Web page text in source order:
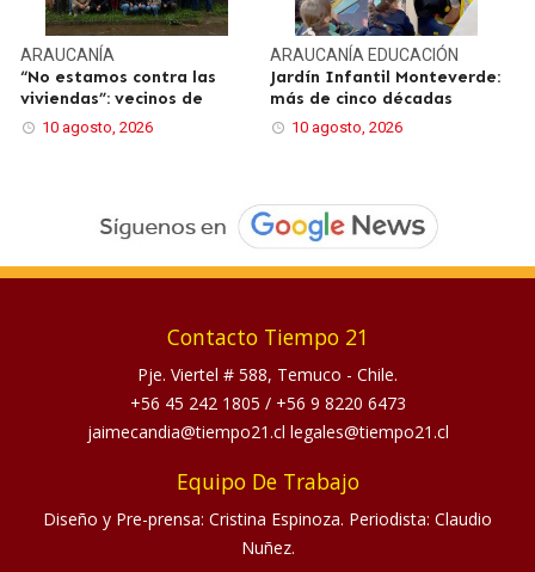
ARAUCANÍA
“No estamos contra las
viviendas”: vecinos de
10 agosto, 2026
ARAUCANÍA EDUCACIÓN
Jardín Infantil Monteverde:
más de cinco décadas
10 agosto, 2026
Contacto Tiempo 21
Pje. Viertel # 588, Temuco - Chile.
+56 45 242 1805 / +56 9 8220 6473
jaimecandia@tiempo21.cl legales@tiempo21.cl
Equipo De Trabajo
Diseño y Pre-prensa: Cristina Espinoza. Periodista: Claudio
Nuñez.